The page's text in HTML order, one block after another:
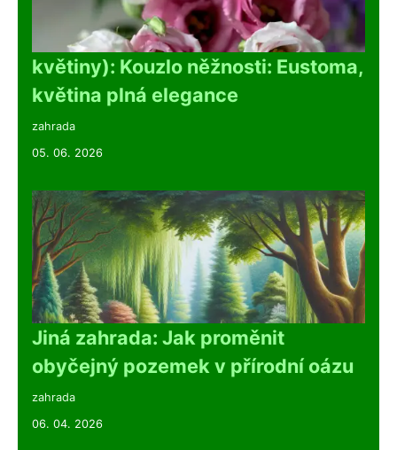
květiny): Kouzlo něžnosti: Eustoma,
květina plná elegance
zahrada
05. 06. 2026
Jiná zahrada: Jak proměnit
obyčejný pozemek v přírodní oázu
zahrada
06. 04. 2026